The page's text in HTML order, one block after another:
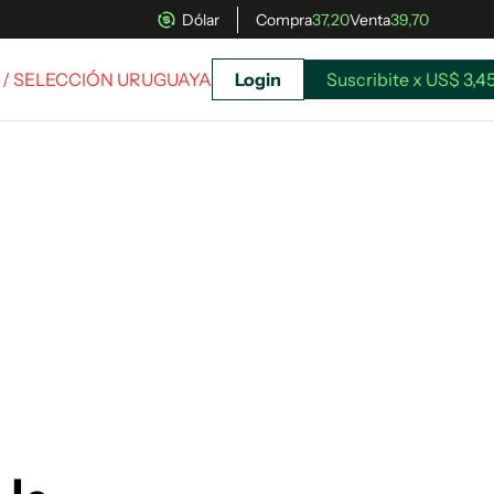
Dólar Compra37,20Venta39,70
/ SELECCIÓN URUGUAYA Login Suscribite x US$